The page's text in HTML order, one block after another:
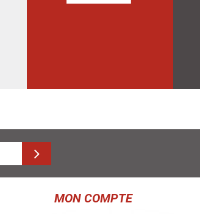
MON COMPTE